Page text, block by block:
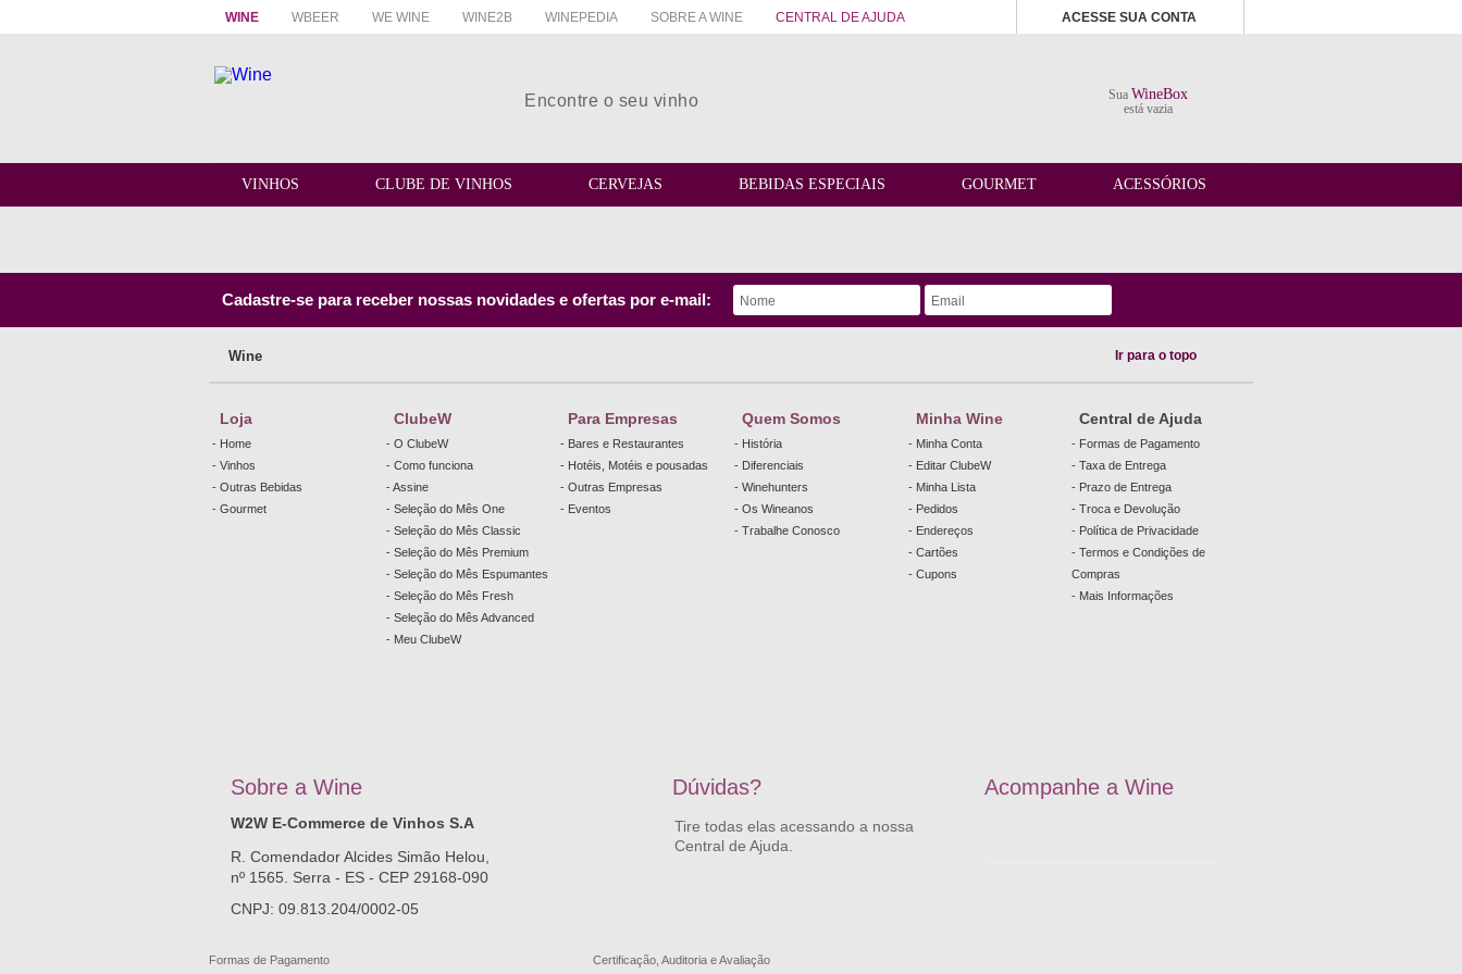
WINE WBEER WE WINE WINE2B WINEPEDIA SOBRE A WINE CENTRAL DE AJUDA ACESSE SUA CONTA
Sua WineBox
está vazia
VINHOS CLUBE DE VINHOS CERVEJAS BEBIDAS ESPECIAIS GOURMET ACESSÓRIOS
Cadastre-se para receber nossas novidades e ofertas por e-mail:
Wine Ir para o topo
Loja
- Home
- Vinhos
- Outras Bebidas
- Gourmet
ClubeW
- O ClubeW
- Como funciona
- Assine
- Seleção do Mês One
- Seleção do Mês Classic
- Seleção do Mês Premium
- Seleção do Mês Espumantes
- Seleção do Mês Fresh
- Seleção do Mês Advanced
- Meu ClubeW
Para Empresas
- Bares e Restaurantes
- Hotéis, Motéis e pousadas
- Outras Empresas
- Eventos
Quem Somos
- História
- Diferenciais
- Winehunters
- Os Wineanos
- Trabalhe Conosco
Minha Wine
- Minha Conta
- Editar ClubeW
- Minha Lista
- Pedidos
- Endereços
- Cartões
- Cupons
Central de Ajuda
- Formas de Pagamento
- Taxa de Entrega
- Prazo de Entrega
- Troca e Devolução
- Política de Privacidade
- Termos e Condições de
Compras
- Mais Informações
Sobre a Wine
W2W E-Commerce de Vinhos S.A
R. Comendador Alcides Simão Helou,
nº 1565. Serra - ES - CEP 29168-090
CNPJ: 09.813.204/0002-05
Dúvidas?
Tire todas elas acessando a nossa
Central de Ajuda.
Acompanhe a Wine
Formas de Pagamento Certificação, Auditoria e Avaliação